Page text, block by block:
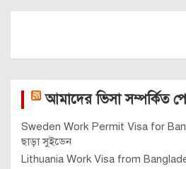
আমাদের ভিসা সম্পর্কিত
Sweden Work Permit Visa for
ছাড়া সুইডেন
Lithuania Work Visa from